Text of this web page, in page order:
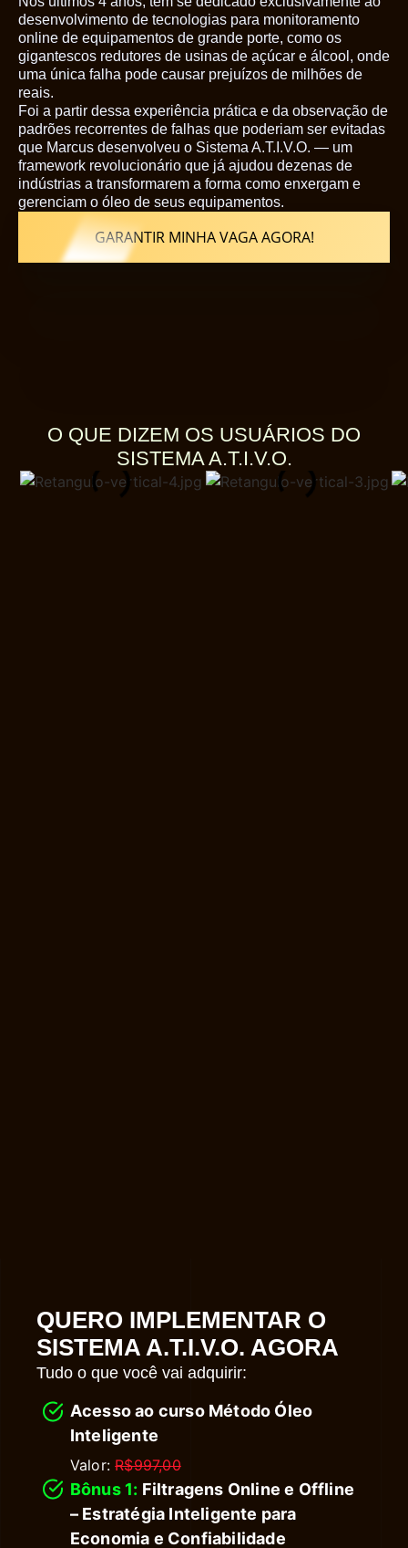
desenvolvimento de tecnologias para monitoramento
online de equipamentos de grande porte, como os
gigantescos redutores de usinas de açúcar e álcool, onde
uma única falha pode causar prejuízos de milhões de
reais.
Foi a partir dessa experiência prática e da observação de
padrões recorrentes de falhas que poderiam ser evitadas
que Marcus desenvolveu o Sistema A.T.I.V.O. — um
framework revolucionário que já ajudou dezenas de
indústrias a transformarem a forma como enxergam e
gerenciam o óleo de seus equipamentos.
GARANTIR MINHA VAGA AGORA!
O QUE DIZEM OS USUÁRIOS DO
SISTEMA A.T.I.V.O.
QUERO IMPLEMENTAR O
SISTEMA A.T.I.V.O. AGORA
Tudo o que você vai adquirir:
Acesso ao curso Método Óleo
Inteligente
Valor:R$997,00
Bônus 1: Filtragens Online e Offline
– Estratégia Inteligente para
Economia e Confiabilidade